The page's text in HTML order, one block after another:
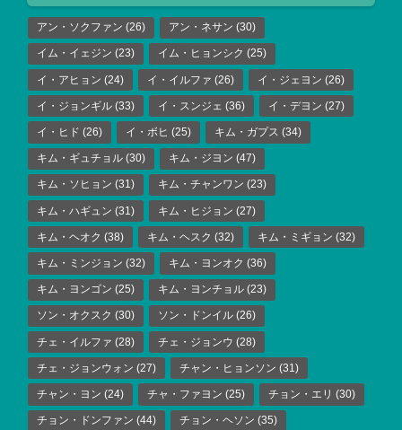
アン・ソクファン (26) アン・ネサン (30)
イム・イェジン (23) イム・ヒョンシク (25)
イ・アヒョン (24) イ・イルファ (26) イ・ジェヨン (26)
イ・ジョンギル (33) イ・スンジェ (36) イ・デヨン (27)
イ・ヒド (26) イ・ボヒ (25) キム・ガプス (34)
キム・ギュチョル (30) キム・ジヨン (47)
キム・ソヒョン (31) キム・チャンワン (23)
キム・ハギュン (31) キム・ヒジョン (27)
キム・ヘオク (38) キム・ヘスク (32) キム・ミギョン (32)
キム・ミンジョン (32) キム・ヨンオク (36)
キム・ヨンゴン (25) キム・ヨンチョル (23)
ソン・オクスク (30) ソン・ドンイル (26)
チェ・イルファ (28) チェ・ジョンウ (28)
チェ・ジョンウォン (27) チャン・ヒョンソン (31)
チャン・ヨン (24) チャ・ファヨン (25) チョン・エリ (30)
チョン・ドンファン (44) チョン・ヘソン (35)